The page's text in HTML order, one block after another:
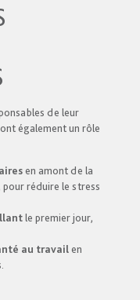
de leur
également un rôle
en amont de la
pour réduire le stress
le premier jour,
au travailen